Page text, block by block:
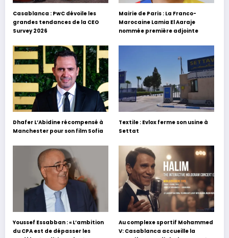
Casablanca : PwC dévoile les
grandes tendances de la CEO
Survey 2026
Mairie de Paris : La Franco-
Marocaine Lamia El Aaraje
nommée première adjointe
Dhafer L’Abidine récompensé à
Manchester pour son film Sofia
Textile : Evlox ferme son usine à
Settat
Youssef Essabban : « L’ambition
du CPA est de dépasser les
Au complexe sportif Mohammed
V: Casablanca accueille la